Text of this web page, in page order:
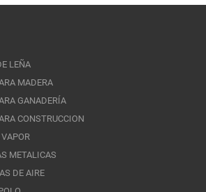
LEÑA
MADERA
GANADERÍA
CONSTRUCCION
METALICAS
DE AIRE